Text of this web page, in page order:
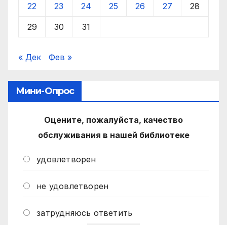
22 23 24 25 26 27 28
29 30 31
« Дек Фев »
Мини-Опрос
Оцените, пожалуйста, качество
обслуживания в нашей библиотеке
удовлетворен
не удовлетворен
затрудняюсь ответить